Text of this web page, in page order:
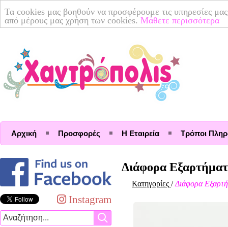
Τα cookies μας βοηθούν να προσφέρουμε τις υπηρεσίες
από μέρους μας χρήση των cookies. Μάθετε περισσότερα
Αρχική Προσφορές Η Εταιρεία Τρόποι
Instagram
Διάφορα
Κατηγορίες /Διάφορα